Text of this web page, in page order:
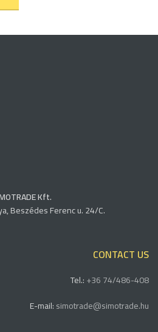
Kft.
Beszédes Ferenc u. 24/C.
CONTACT US
Tel.:+36 74/486-408
E-mail:simotrade@simotrade.hu